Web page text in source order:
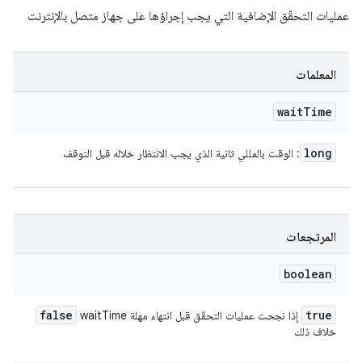
عمليات التحقّق الإضافية التي يجب إجراؤها على جهاز متصل بالإنترنت
المعلمات
waitTime
long : الوقت بالمللي ثانية الذي يجب الانتظار خلاله قبل التوقف
المرتجعات
boolean
true إذا نجحت عمليات التحقّق قبل انتهاء مهلة waitTime false
خلاف ذلك